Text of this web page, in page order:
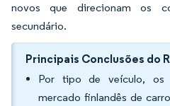
novos que direcionam os
secundário.
Principais Conclusões do
Por tipo de veículo, os
mercado finlandês de